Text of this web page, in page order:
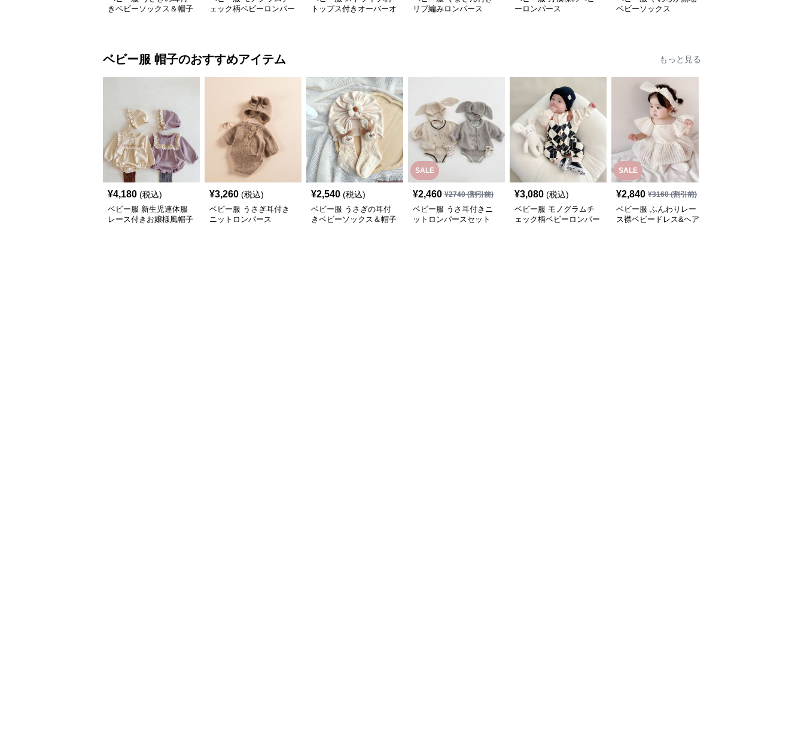
きベビーソックス＆帽子
ェック柄ベビーロンパー
トップス付きオーバーオ
リブ編みロンパース
ーロンパース
ベビーソックス
ベビー服 帽子のおすすめアイテム もっと見る
¥4,180 (税込)
ベビー服 新生児連体服
レース付きお嬢様風帽子
¥3,260 (税込)
ベビー服 うさぎ耳付き
ニットロンパース
¥2,540 (税込)
ベビー服 うさぎの耳付
きベビーソックス＆帽子
SALE
¥2,460 ¥2740(割引前)
ベビー服 うさ耳付きニ
ットロンパースセット
¥3,080 (税込)
ベビー服 モノグラムチ
ェック柄ベビーロンパー
SALE
¥2,840 ¥3160(割引前)
ベビー服 ふんわりレー
ス襟ベビードレス&ヘア